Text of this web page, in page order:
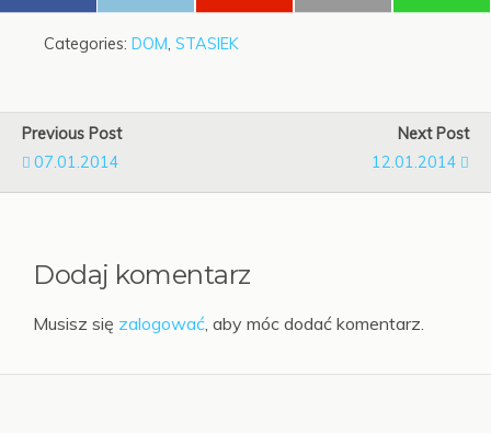
Categories: DOM, STASIEK
Previous Post
07.01.2014
Next Post
12.01.2014
Dodaj komentarz
Musisz się zalogować , aby móc dodać komentarz.